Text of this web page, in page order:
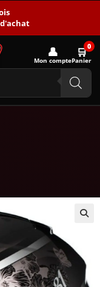
👤
Mon compte
🛒0
Panier